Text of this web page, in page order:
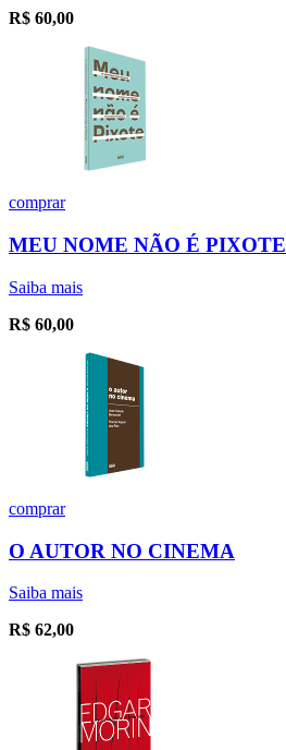
R$ 60,00
comprar
MEU NOME NÃO É PIXOTE
Saiba mais
R$ 60,00
comprar
O AUTOR NO CINEMA
Saiba mais
R$ 62,00